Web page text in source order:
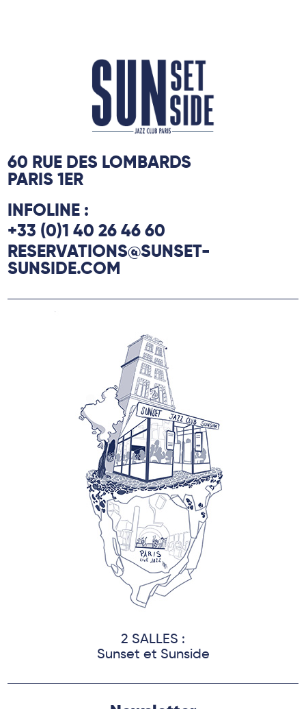
60 RUE DES LOMBARDS
PARIS 1ER
INFOLINE :
+33 (0)1 40 26 46 60
RESERVATIONS@SUNSET-
SUNSIDE.COM
2 SALLES :
Sunset et Sunside